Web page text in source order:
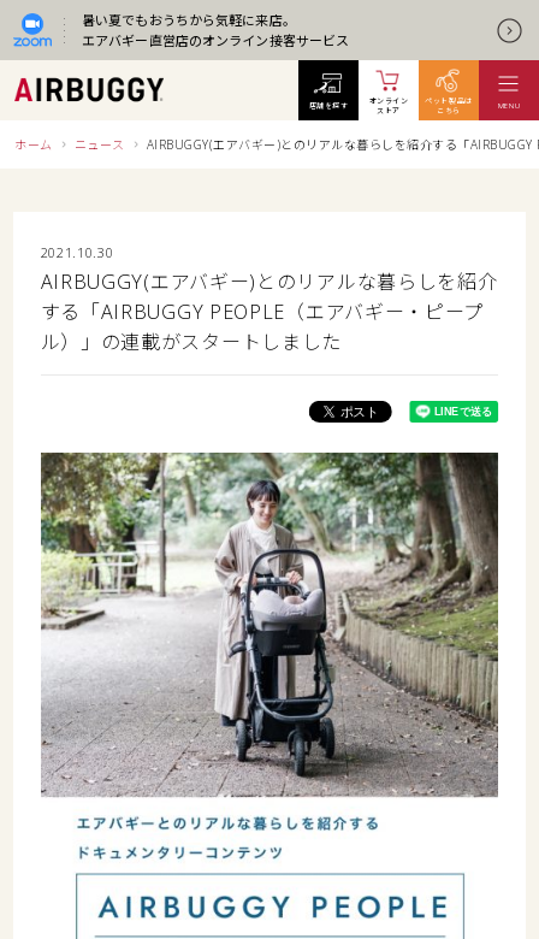
暑い夏でもおうちから気軽に来店。
エアバギー直営店のオンライン接客サービス
ホーム ニュース AIRBUGGY(エアバギー)とのリアルな暮らしを紹介する「
2021.10.30
AIRBUGGY(エアバギー)とのリアルな暮らしを紹介
する「AIRBUGGY PEOPLE（エアバギー・ピープ
ル）」の連載がスタートしました
店舗を探す
オンライン
ストア
ペット製品は
こちら
MENU